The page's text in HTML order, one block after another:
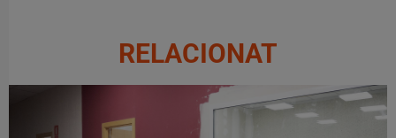
RELACIONAT